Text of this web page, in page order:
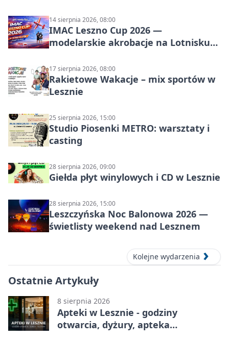
14 sierpnia 2026, 08:00
IMAC Leszno Cup 2026 —
modelarskie akrobacje na Lotnisku
17 sierpnia 2026, 08:00
Rakietowe Wakacje – mix sportów w
Lesznie
25 sierpnia 2026, 15:00
Studio Piosenki METRO: warsztaty i
casting
28 sierpnia 2026, 09:00
Giełda płyt winylowych i CD w Lesznie
28 sierpnia 2026, 15:00
Leszczyńska Noc Balonowa 2026 —
świetlisty weekend nad Lesznem
Kolejne wydarzenia
Ostatnie Artykuły
8 sierpnia 2026
Apteki w Lesznie - godziny
otwarcia, dyżury, apteka